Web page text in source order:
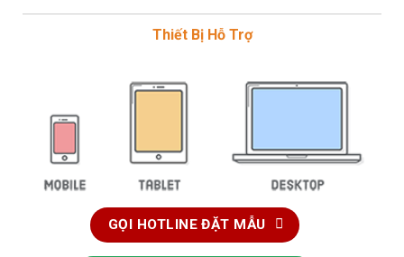
Thiết Bị Hỗ Trợ
GỌI HOTLINE ĐẶT MẪU